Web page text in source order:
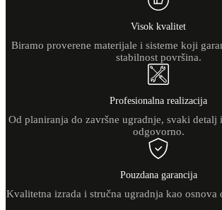
Visok kvalitet
Biramo proverene materijale i sisteme koji
stabilnost površina.
Profesionalna realizacija
Od planiranja do završne ugradnje, svaki
odgovorno.
Pouzdana garancija
Kvalitetna izrada i stručna ugradnja kao osnova